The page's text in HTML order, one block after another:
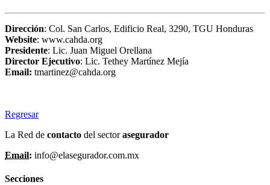
Dirección: Col. San Carlos, Edificio Real, 3290, TGU Honduras
Website: www.cahda.org
Presidente: Lic. Juan Miguel Orellana
Director Ejecutivo: Lic. Tethey Martínez Mejía
Email: tmartinez@cahda.org
Regresar
La Red de contacto del sectorasegurador
Email: info@elasegurador.com.mx
Secciones